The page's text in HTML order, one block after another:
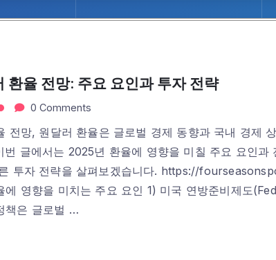
율 전망: 주요 요인과 투자 전략
0 Comments
전망, 원달러 환율은 글로벌 경제 동향과 국내 경제
번 글에서는 2025년 환율에 영향을 미칠 주요 요인과
투자 전략을 살펴보겠습니다. https://
에 영향을 미치는 주요 요인 1) 미국 연방준비제도
책은 글로벌 …